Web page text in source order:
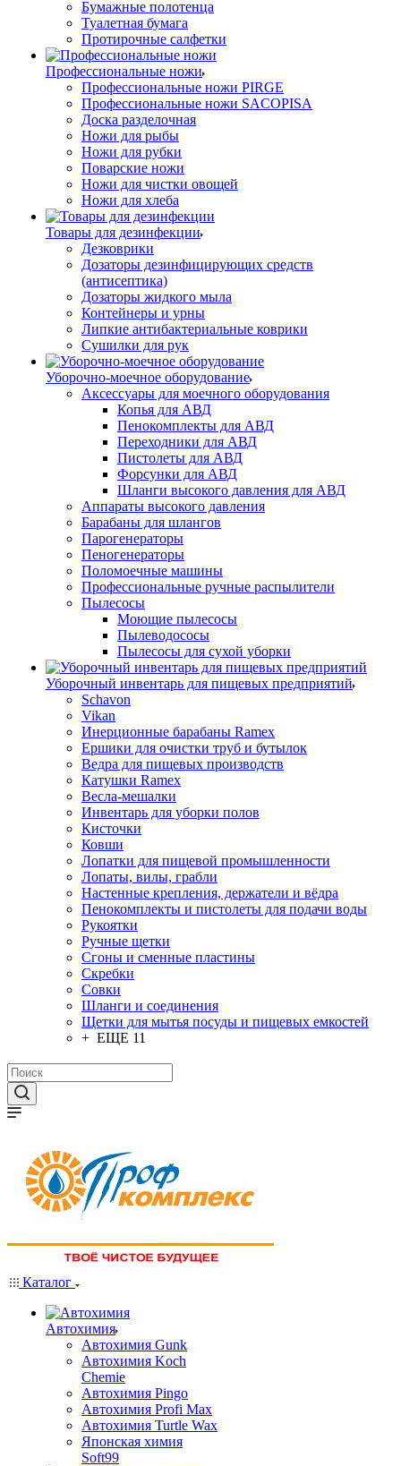
Бумажные полотенца
Туалетная бумага
Протирочные салфетки
Профессиональные ножи
Профессиональные ножи PIRGE
Профессиональные ножи SACOPISA
Доска разделочная
Ножи для рыбы
Ножи для рубки
Поварские ножи
Ножи для чистки овощей
Ножи для хлеба
Товары для дезинфекции
Дезковрики
Дозаторы дезинфицирующих средств
(антисептика)
Дозаторы жидкого мыла
Контейнеры и урны
Липкие антибактериальные коврики
Сушилки для рук
Уборочно-моечное оборудование
Аксессуары для моечного оборудования
Копья для АВД
Пенокомплекты для АВД
Переходники для АВД
Пистолеты для АВД
Форсунки для АВД
Шланги высокого давления для АВД
Аппараты высокого давления
Барабаны для шлангов
Парогенераторы
Пеногенераторы
Поломоечные машины
Профессиональные ручные распылители
Пылесосы
Моющие пылесосы
Пылеводососы
Пылесосы для сухой уборки
Уборочный инвентарь для пищевых предприятий
Schavon
Vikan
Инерционные барабаны Ramex
Ершики для очистки труб и бутылок
Ведра для пищевых производств
Катушки Ramex
Весла-мешалки
Инвентарь для уборки полов
Кисточки
Ковши
Лопатки для пищевой промышленности
Лопаты, вилы, грабли
Настенные крепления, держатели и вёдра
Пенокомплекты и пистолеты для подачи воды
Рукоятки
Ручные щетки
Сгоны и сменные пластины
Скребки
Совки
Шланги и соединения
Щетки для мытья посуды и пищевых емкостей
+ ЕЩЕ 11
Каталог
Автохимия
Автохимия Gunk
Автохимия Koch
Chemie
Автохимия Pingo
Автохимия Profi Max
Автохимия Turtle Wax
Японская химия
Soft99